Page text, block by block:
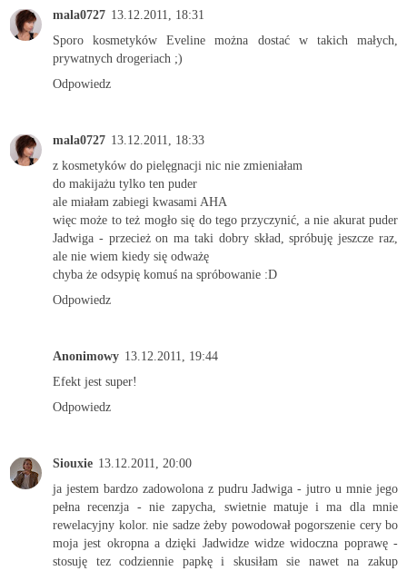
mala0727 13.12.2011, 18:31
Sporo kosmetyków Eveline można dostać w takich małych,
prywatnych drogeriach ;)
Odpowiedz
mala0727 13.12.2011, 18:33
z kosmetyków do pielęgnacji nic nie zmieniałam
do makijażu tylko ten puder
ale miałam zabiegi kwasami AHA
więc może to też mogło się do tego przyczynić, a nie akurat puder
Jadwiga - przecież on ma taki dobry skład, spróbuję jeszcze raz,
ale nie wiem kiedy się odważę
chyba że odsypię komuś na spróbowanie :D
Odpowiedz
Anonimowy 13.12.2011, 19:44
Efekt jest super!
Odpowiedz
Siouxie 13.12.2011, 20:00
ja jestem bardzo zadowolona z pudru Jadwiga - jutro u mnie jego
pełna recenzja - nie zapycha, swietnie matuje i ma dla mnie
rewelacyjny kolor. nie sadze żeby powodował pogorszenie cery bo
moja jest okropna a dzięki Jadwidze widze widoczna poprawę -
stosuję tez codziennie papkę i skusiłam sie nawet na zakup